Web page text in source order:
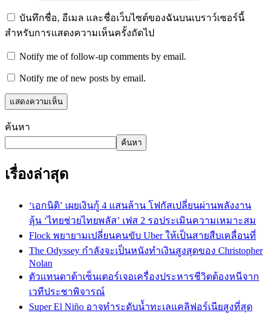
บันทึกชื่อ, อีเมล และชื่อเว็บไซต์ของฉันบนเบราว์เซอร์นี้
สำหรับการแสดงความเห็นครั้งถัดไป
Notify me of follow-up comments by email.
Notify me of new posts by email.
ค้นหา
ค้นหา
เรื่องล่าสุด
‘เอกนิติ’ เผยเงินกู้ 4 แสนล้าน โฟกัสเปลี่ยนผ่านพลังงาน
ลุ้น ‘ไทยช่วยไทยพลัส’ เฟส 2 รอประเมินความเหมาะสม
Flock พยายามเปลี่ยนคนขับ Uber ให้เป็นสายสืบเคลื่อนที่
The Odyssey กำลังจะเป็นหนังทำเงินสูงสุดของ Christopher
Nolan
ตัวแทนดาต้าเซ็นเตอร์เจอเครื่องประหารชีวิตต้องหนีจาก
เวทีประชาพิจารณ์
Super El Niño อาจทำระดับน้ำทะเลแคลิฟอร์เนียสูงที่สุด